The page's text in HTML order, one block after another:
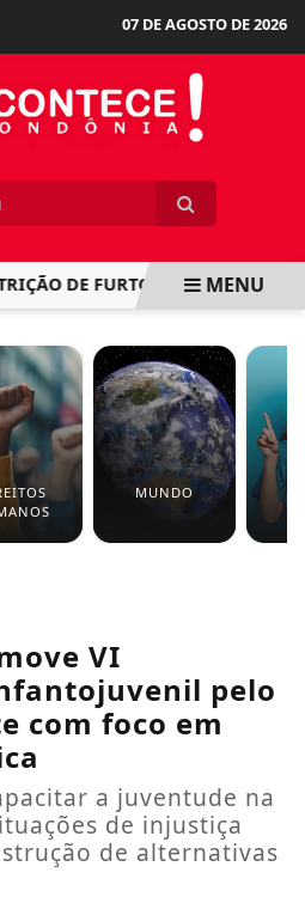
07 DE AGOSTO DE 2026
DE FURTO/ROUBO EM NOVA
MENU
MUNDO
VI
pelo
com foco em
a juventude na
de injustiça
de alternativas